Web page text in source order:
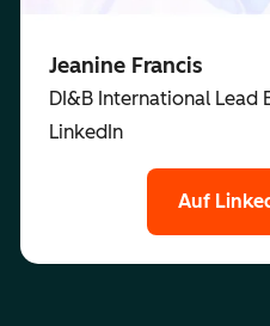
Jeanine Francis
DI&B International Lead
LinkedIn
Auf